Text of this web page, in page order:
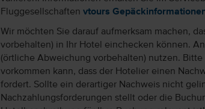
Fluggesellschaften vtours
Wir möchten Sie darauf aufmerksam machen,
vorbehalten) in Ihr Hotel einchecken können.
(örtliche Abweichung vorbehalten) nutzen.
vorkommen kann, dass der Hotelier einen
fordert. Sollte ein derartiger Nachweis nicht
Nachzahlungsforderungen stellt oder die